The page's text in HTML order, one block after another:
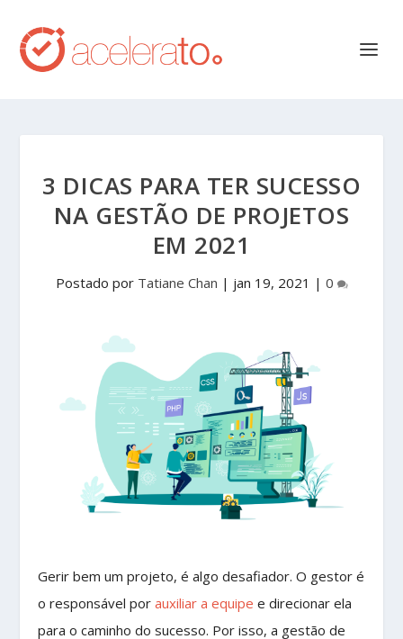
3 DICAS PARA TER SUCESSO
NA GESTÃO DE PROJETOS
EM 2021
Postado por Tatiane Chan | jan 19, 2021 | 0
Gerir bem um projeto, é algo desafiador. O gestor é
o responsável porauxiliar a equipe e direcionar ela
para o caminho do sucesso. Por isso, a gestão de